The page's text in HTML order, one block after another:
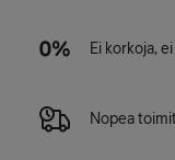
Ei korkoja,
Nopea